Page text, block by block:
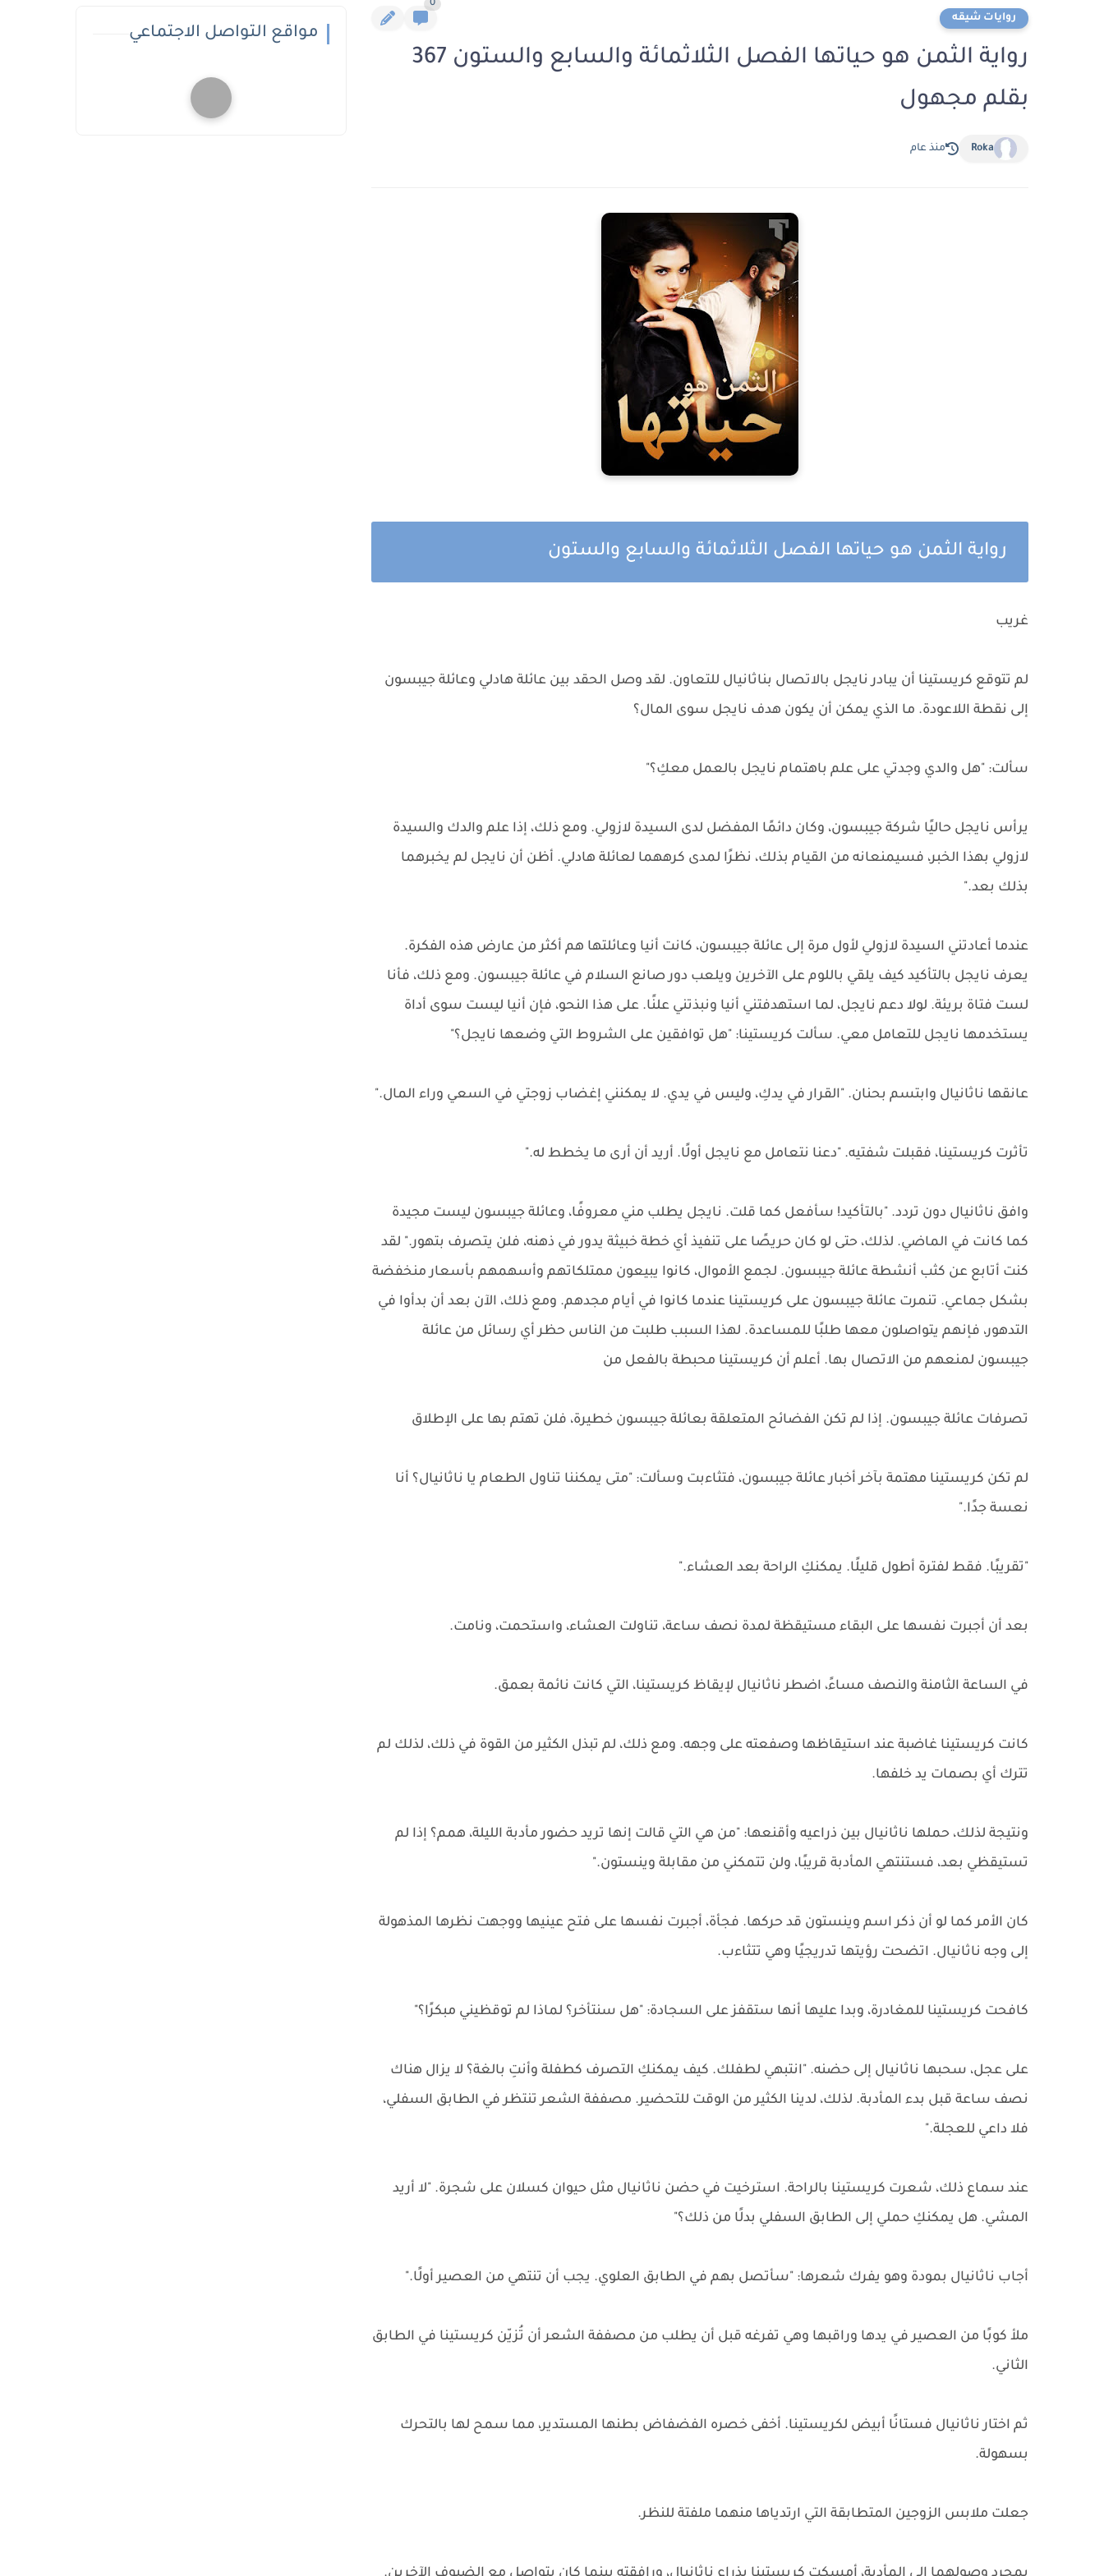
روايات شيقه
0
رواية الثمن هو حياتها الفصل الثلاثمائة والسابع والستون 367
بقلم مجهول
Roka منذ عام
رواية الثمن هو حياتها الفصل الثلاثمائة والسابع والستون
غريب
لم تتوقع كريستينا أن يبادر نايجل بالاتصال بناثانيال للتعاون. لقد وصل الحقد بين عائلة هادلي وعائلة جيبسون
إلى نقطة اللاعودة. ما الذي يمكن أن يكون هدف نايجل سوى المال؟
سألت: "هل والدي وجدتي على علم باهتمام نايجل بالعمل معكِ؟"
يرأس نايجل حاليًا شركة جيبسون، وكان دائمًا المفضل لدى السيدة لازولي. ومع ذلك، إذا علم والدك والسيدة
لازولي بهذا الخبر، فسيمنعانه من القيام بذلك، نظرًا لمدى كرههما لعائلة هادلي. أظن أن نايجل لم يخبرهما
بذلك بعد."
عندما أعادتني السيدة لازولي لأول مرة إلى عائلة جيبسون، كانت أنيا وعائلتها هم أكثر من عارض هذه الفكرة.
يعرف نايجل بالتأكيد كيف يلقي باللوم على الآخرين ويلعب دور صانع السلام في عائلة جيبسون. ومع ذلك، فأنا
لست فتاة بريئة. لولا دعم نايجل، لما استهدفتني أنيا ونبذتني علنًا. على هذا النحو، فإن أنيا ليست سوى أداة
يستخدمها نايجل للتعامل معي. سألت كريستينا: "هل توافقين على الشروط التي وضعها نايجل؟"
عانقها ناثانيال وابتسم بحنان. "القرار في يدكِ، وليس في يدي. لا يمكنني إغضاب زوجتي في السعي وراء المال."
تأثرت كريستينا، فقبلت شفتيه. "دعنا نتعامل مع نايجل أولًا. أريد أن أرى ما يخطط له."
وافق ناثانيال دون تردد. "بالتأكيد! سأفعل كما قلت. نايجل يطلب مني معروفًا، وعائلة جيبسون ليست مجيدة
كما كانت في الماضي. لذلك، حتى لو كان حريصًا على تنفيذ أي خطة خبيثة يدور في ذهنه، فلن يتصرف بتهور." لقد
كنت أتابع عن كثب أنشطة عائلة جيبسون. لجمع الأموال، كانوا يبيعون ممتلكاتهم وأسهمهم بأسعار منخفضة
بشكل جماعي. تنمرت عائلة جيبسون على كريستينا عندما كانوا في أيام مجدهم. ومع ذلك، الآن بعد أن بدأوا في
التدهور، فإنهم يتواصلون معها طلبًا للمساعدة. لهذا السبب طلبت من الناس حظر أي رسائل من عائلة
جيبسون لمنعهم من الاتصال بها. أعلم أن كريستينا محبطة بالفعل من
تصرفات عائلة جيبسون. إذا لم تكن الفضائح المتعلقة بعائلة جيبسون خطيرة، فلن تهتم بها على الإطلاق
لم تكن كريستينا مهتمة بآخر أخبار عائلة جيبسون، فتثاءبت وسألت: "متى يمكننا تناول الطعام يا ناثانيال؟ أنا
نعسة جدًا."
"تقريبًا. فقط لفترة أطول قليلًا. يمكنكِ الراحة بعد العشاء."
بعد أن أجبرت نفسها على البقاء مستيقظة لمدة نصف ساعة، تناولت العشاء، واستحمت، ونامت.
في الساعة الثامنة والنصف مساءً، اضطر ناثانيال لإيقاظ كريستينا، التي كانت نائمة بعمق.
كانت كريستينا غاضبة عند استيقاظها وصفعته على وجهه. ومع ذلك، لم تبذل الكثير من القوة في ذلك، لذلك لم
تترك أي بصمات يد خلفها.
ونتيجة لذلك، حملها ناثانيال بين ذراعيه وأقنعها: "من هي التي قالت إنها تريد حضور مأدبة الليلة، همم؟ إذا لم
تستيقظي بعد، فستنتهي المأدبة قريبًا، ولن تتمكني من مقابلة وينستون."
كان الأمر كما لو أن ذكر اسم وينستون قد حركها. فجأة، أجبرت نفسها على فتح عينيها ووجهت نظرها المذهولة
إلى وجه ناثانيال. اتضحت رؤيتها تدريجيًا وهي تتثاءب.
كافحت كريستينا للمغادرة، وبدا عليها أنها ستقفز على السجادة: "هل سنتأخر؟ لماذا لم توقظيني مبكرًا؟"
على عجل، سحبها ناثانيال إلى حضنه. "انتبهي لطفلك. كيف يمكنكِ التصرف كطفلة وأنتِ بالغة؟ لا يزال هناك
نصف ساعة قبل بدء المأدبة. لذلك، لدينا الكثير من الوقت للتحضير. مصففة الشعر تنتظر في الطابق السفلي،
فلا داعي للعجلة."
عند سماع ذلك، شعرت كريستينا بالراحة. استرخيت في حضن ناثانيال مثل حيوان كسلان على شجرة. "لا أريد
المشي. هل يمكنكِ حملي إلى الطابق السفلي بدلًا من ذلك؟"
أجاب ناثانيال بمودة وهو يفرك شعرها: "سأتصل بهم في الطابق العلوي. يجب أن تنتهي من العصير أولًا."
ملأ كوبًا من العصير في يدها وراقبها وهي تفرغه قبل أن يطلب من مصففة الشعر أن تُزيّن كريستينا في الطابق
الثاني.
ثم اختار ناثانيال فستانًا أبيض لكريستينا. أخفى خصره الفضفاض بطنها المستدير، مما سمح لها بالتحرك
بسهولة.
جعلت ملابس الزوجين المتطابقة التي ارتدياها منهما ملفتة للنظر.
مواقع التواصل الاجتماعي